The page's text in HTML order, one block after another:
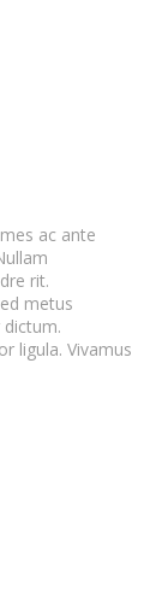
ac ante
rit.
metus
ligula. Vivamus